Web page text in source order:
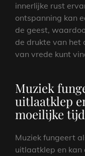
innerlijke rust
ontspanning kan
de geest,
de drukte van het
van vrede kunt
Muziek
uitlaatklep
moeilijke
Muziek fungeert
uitlaatklep en kan